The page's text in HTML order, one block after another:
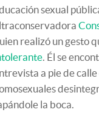
sexual
realizó un gesto
. Él se
a pie de
la boca.